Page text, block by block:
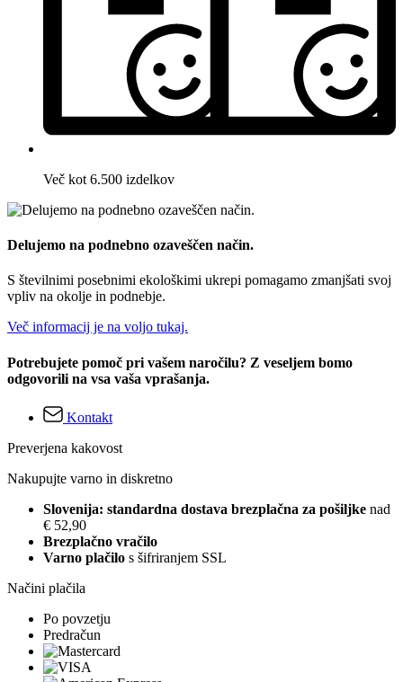
Več kot 6.500 izdelkov
Delujemo na podnebno ozaveščen način.
S številnimi posebnimi ekološkimi ukrepi pomagamo zmanjšati svoj
vpliv na okolje in podnebje.
Več informacij je na voljo tukaj.
Potrebujete pomoč pri vašem naročilu? Z veseljem bomo
odgovorili na vsa vaša vprašanja.
Kontakt
Preverjena kakovost
Nakupujte varno in diskretno
Slovenija: standardna dostava brezplačna za pošiljke nad
€ 52,90
Brezplačno vračilo
Varno plačilo s šifriranjem SSL
Načini plačila
Po povzetju
Predračun